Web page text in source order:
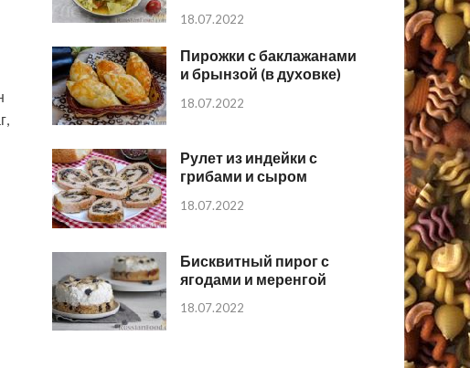
18.07.2022
Пирожки с баклажанами
и брынзой (в духовке)
18.07.2022
Рулет из индейки с
грибами и сыром
18.07.2022
Бисквитный пирог с
ягодами и меренгой
18.07.2022